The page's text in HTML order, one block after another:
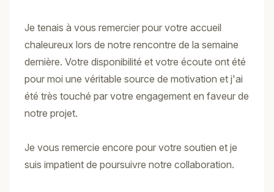
Je tenais à vous remercier pour votre accueil
chaleureux lors de notre rencontre de la semaine
dernière. Votre disponibilité et votre écoute ont été
pour moi une véritable source de motivation et j'ai
été très touché par votre engagement en faveur de
notre projet.
Je vous remercie encore pour votre soutien et je
suis impatient de poursuivre notre collaboration.